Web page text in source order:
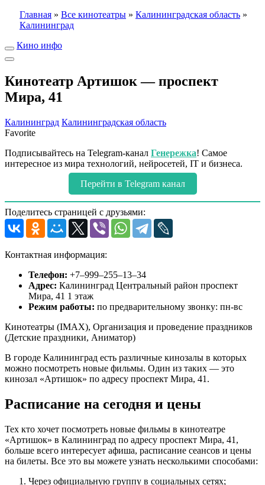
Главная » Все кинотеатры » Калининградская область »
Калининград
Кино инфо
Кинотеатр Артишок — проспект
Мира, 41
Калининград Калининградская область
Favorite
Подписывайтесь на Telegram-канал Генережка! Самое
интересное из мира технологий, нейросетей, IT и бизнеса.
Перейти в Telegram канал
Поделитесь страницей с друзьями:
Контактная информация:
Телефон: +7‒999‒255‒13‒34
Адрес: Калининград Центральный район проспект
Мира, 41 1 этаж
Режим работы: по предварительному звонку: пн-вс
Кинотеатры (IMAX), Организация и проведение праздников
(Детские праздники, Аниматор)
В городе Калининград есть различные кинозалы в которых
можно посмотреть новые фильмы. Один из таких — это
кинозал «Артишок» по адресу проспект Мира, 41.
Расписание на сегодня и цены
Тех кто хочет посмотреть новые фильмы в кинотеатре
«Артишок» в Калининград по адресу проспект Мира, 41,
больше всего интересует афиша, расписание сеансов и цены
на билеты. Все это вы можете узнать несколькими способами:
Через официальную группу в социальных сетях;